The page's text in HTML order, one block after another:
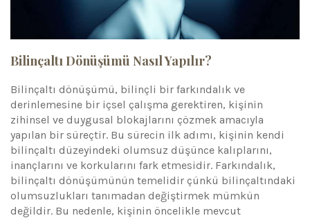
Bilinçaltı Dönüşümü Nasıl Yapılır?
Bilinçaltı dönüşümü, bilinçli bir farkındalık ve
derinlemesine bir içsel çalışma gerektiren, kişinin
zihinsel ve duygusal blokajlarını çözmek amacıyla
yapılan bir süreçtir. Bu sürecin ilk adımı, kişinin kendi
bilinçaltı düzeyindeki olumsuz düşünce kalıplarını,
inançlarını ve korkularını fark etmesidir. Farkındalık,
bilinçaltı dönüşümünün temelidir çünkü bilinçaltındaki
olumsuzlukları tanımadan değiştirmek mümkün
değildir. Bu nedenle, kişinin öncelikle mevcut